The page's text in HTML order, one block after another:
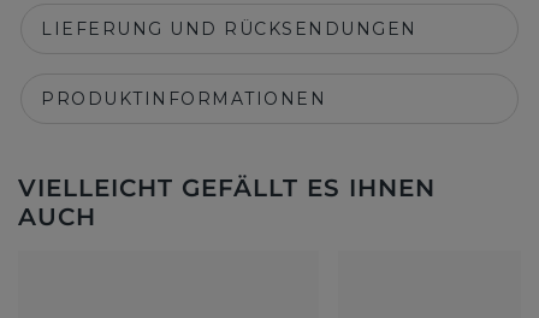
LIEFERUNG UND RÜCKSENDUNGEN
PRODUKTINFORMATIONEN
VIELLEICHT GEFÄLLT ES IHNEN
AUCH